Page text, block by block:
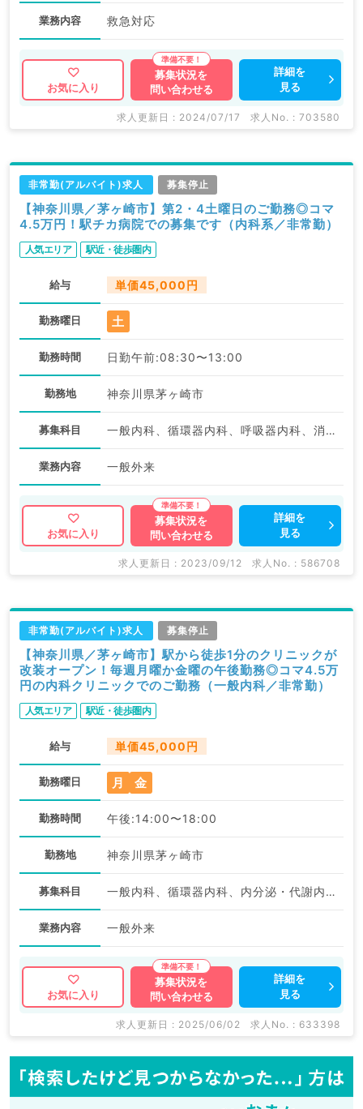
業務内容 救急対応
お気に入り
募集状況を
問い合わせる
詳細を
見る
求人更新日 : 2024/07/17 求人No. : 703580
非常勤(アルバイト)求人 募集停止
【神奈川県／茅ヶ崎市】第2・4土曜日のご勤務◎コマ
4.5万円！駅チカ病院での募集です（内科系／非常勤）
人気エリア 駅近・徒歩圏内
給与 単価45,000円
勤務曜日 土
勤務時間 日勤午前:08:30〜13:00
勤務地 神奈川県茅ヶ崎市
募集科目 一般内科、循環器内科、呼吸器内科、消化器内科、内分泌・代謝内科、腎臓内科、老年内科
業務内容 一般外来
お気に入り
募集状況を
問い合わせる
詳細を
見る
求人更新日 : 2023/09/12 求人No. : 586708
非常勤(アルバイト)求人 募集停止
【神奈川県／茅ヶ崎市】駅から徒歩1分のクリニックが
改装オープン！毎週月曜か金曜の午後勤務◎コマ4.5万
円の内科クリニックでのご勤務（一般内科／非常勤）
人気エリア 駅近・徒歩圏内
給与 単価45,000円
勤務曜日 月 金
勤務時間 午後:14:00〜18:00
勤務地 神奈川県茅ヶ崎市
募集科目 一般内科、循環器内科、内分泌・代謝内科
業務内容 一般外来
お気に入り
募集状況を
問い合わせる
詳細を
見る
求人更新日 : 2025/06/02 求人No. : 633398